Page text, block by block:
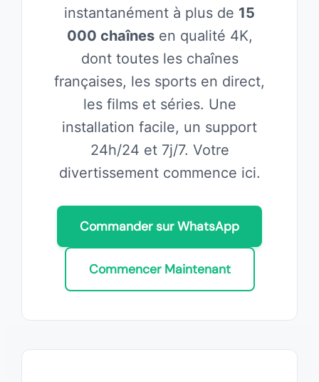
instantanément à plus de 15
000 chaînesen qualité 4K,
dont toutes les chaînes
françaises, les sports en direct,
les films et séries. Une
installation facile, un support
24h/24 et 7j/7. Votre
divertissement commence ici.
Commander sur WhatsApp
Commencer Maintenant